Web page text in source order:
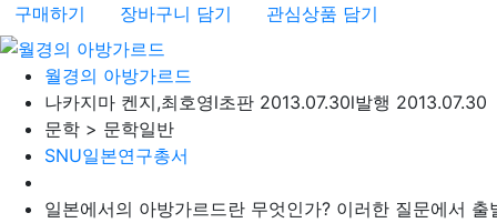
구매하기 장바구니 담기 관심상품 담기
월경의 아방가르드
나카지마 켄지,최호영l초판 2013.07.30l발행 2013.07.30
문학 > 문학일반
SNU일본연구총서
일본에서의 아방가르드란 무엇인가? 이러한 질문에서